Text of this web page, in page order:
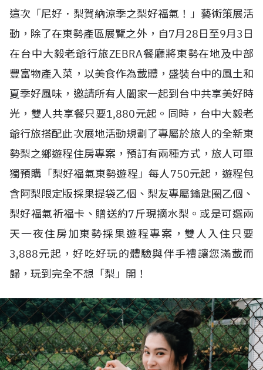
這次「尼好．梨賀納涼季之梨好福氣！」藝術策展活
動，除了在東勢產區展覽之外，自7月28日至9月3日
在台中大毅老爺行旅ZEBRA餐廳將東勢在地及中部
豐富物產入菜，以美食作為載體，盛裝台中的風土和
夏季好風味，邀請所有人闔家一起到台中共享美好時
光，雙人共享餐只要1,880元起。同時，台中大毅老
爺行旅搭配此次展地活動規劃了專屬於旅人的全新東
勢梨之鄉遊程住房專案，預訂有兩種方式，旅人可單
獨預購「梨好福氣東勢遊程」每人750元起，遊程包
含阿梨限定版採果提袋乙個、梨友專屬鑰匙圈乙個、
梨好福氣祈福卡、贈送約7斤現摘水梨。或是可選兩
天一夜住房加東勢採果遊程專案，雙人入住只要
3,888元起，好吃好玩的體驗與伴手禮讓您滿載而
歸，玩到完全不想「梨」開！